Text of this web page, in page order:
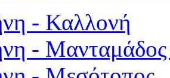
- Καλλονή
- Μανταμάδος